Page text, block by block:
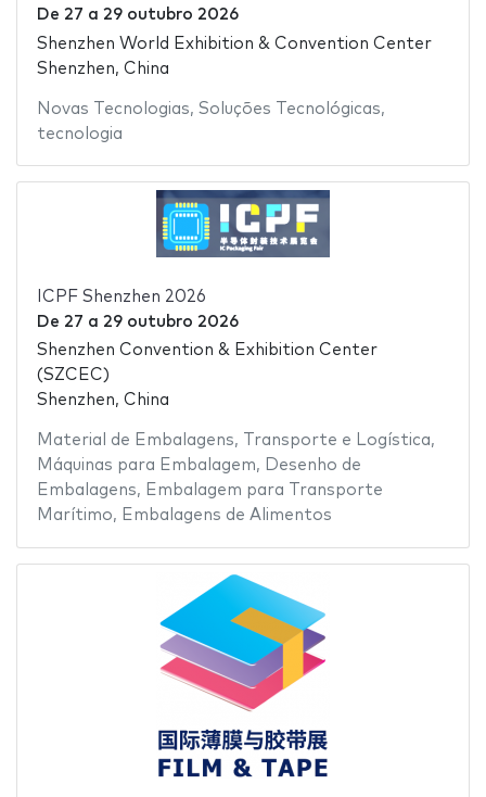
De 27 a 29 outubro 2026
Shenzhen World Exhibition & Convention Center
Shenzhen, China
Novas Tecnologias, Soluções Tecnológicas,
tecnologia
ICPF Shenzhen 2026
De 27 a 29 outubro 2026
Shenzhen Convention & Exhibition Center
(SZCEC)
Shenzhen, China
Material de Embalagens, Transporte e Logística,
Máquinas para Embalagem, Desenho de
Embalagens, Embalagem para Transporte
Marítimo, Embalagens de Alimentos